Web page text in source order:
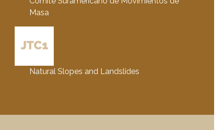
Masa
Natural Slopes and Landslides